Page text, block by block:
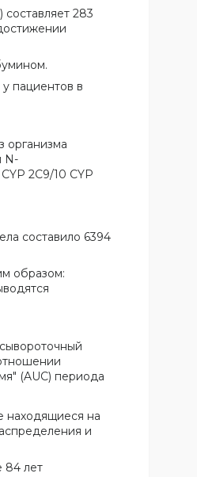
283
пациентов в
организма
N-
2С9/10 CYP
составило 6394
образом:
(AUC) периода
находящиеся на
и
84 лет